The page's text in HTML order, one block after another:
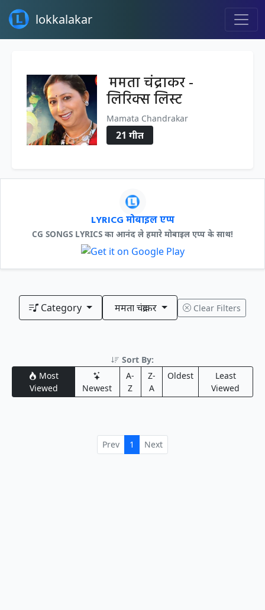
lokkalakar
ममता चंद्राकर -
लिरिक्स लिस्ट
Mamata Chandrakar
21 गीत
LYRICG मोबाइल एप्प
CG SONGS LYRICS का आनंद ले हमारे मोबाइल एप्प के साथ!
Category ममता चंद्राकर Clear Filters
Sort By:
Most
Viewed
Newest
A-
Z
Z-
A
Oldest
Least
Viewed
Prev 1 Next